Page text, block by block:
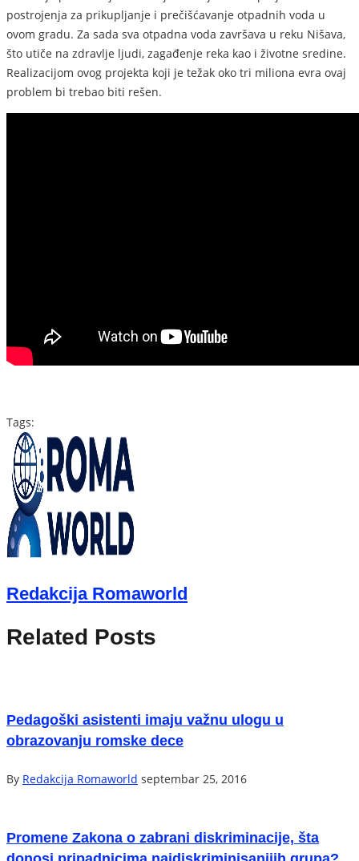
postrojenja za prikupljanje i prečišćavanje otpadnih voda u
ovom gradu. Za sada sva otpadna voda završava u reku Nišava,
što utiče na zdravlje ljudi, zagađenje reka kao i životne sredine.
Realizacijom ovog projekta koji je težak oko tri miliona evra ovaj
problem bi trebao biti rešen.
Tags:
Redakcija Romaworld
Related Posts
Pedagoški asistenti imaju važnu ulogu u
obrazovanju romske dece
By Redakcija Romaworld septembar 25, 2016
Promene Zakona o zabrani diskriminacije, šta